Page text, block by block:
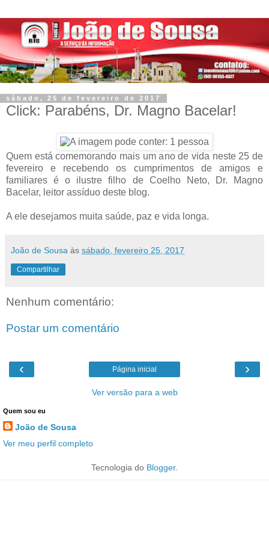
sábado, 25 de fevereiro de 2017
Click: Parabéns, Dr. Magno Bacelar!
Quem está comemorando mais um ano de vida neste 25 de
fevereiro e recebendo os cumprimentos de amigos e
familiares é o ilustre filho de Coelho Neto, Dr. Magno
Bacelar, leitor assíduo deste blog.
A ele desejamos muita saúde, paz e vida longa.
João de Sousa às sábado, fevereiro 25, 2017
Compartilhar
Nenhum comentário:
Postar um comentário
‹ ›
Página inicial
Ver versão para a web
Quem sou eu
João de Sousa
Ver meu perfil completo
Tecnologia do Blogger.